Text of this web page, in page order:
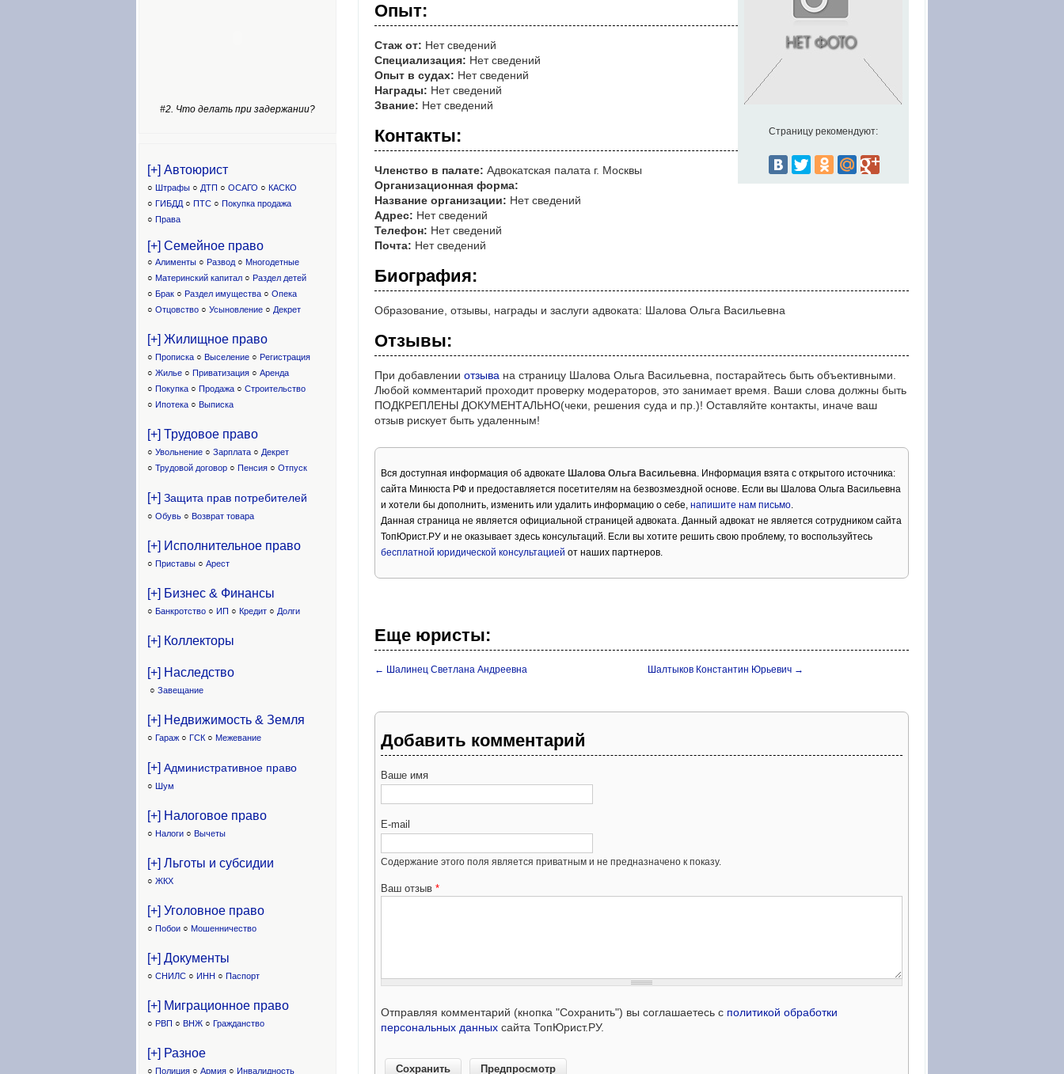
Страницу рекомендуют:
Опыт:
Стаж от: Нет сведений
Специализация: Нет сведений
Опыт в судах: Нет сведений
Награды: Нет сведений
Звание: Нет сведений
Контакты:
Членство в палате: Адвокатская палата г. Москвы
Организационная форма:
Название организации: Нет сведений
Адрес: Нет сведений
Телефон: Нет сведений
Почта: Нет сведений
Биография:
Образование, отзывы, награды и заслуги адвоката: Шалова Ольга Васильевна
Отзывы:
При добавлении отзыва на страницу Шалова Ольга Васильевна, постарайтесь быть объективными.
Любой комментарий проходит проверку модераторов, это занимает время. Ваши слова должны быть
ПОДКРЕПЛЕНЫ ДОКУМЕНТАЛЬНО(чеки, решения суда и пр.)! Оставляйте контакты, иначе ваш
отзыв рискует быть удаленным!
Вся доступная информация об адвокате Шалова Ольга Васильевна. Информация взята с открытого источника:
сайта Минюста РФ и предоставляется посетителям на безвозмездной основе. Если вы Шалова Ольга Васильевна
и хотели бы дополнить, изменить или удалить информацию о себе, напишите нам письмо.
Данная страница не является официальной страницей адвоката. Данный адвокат не является сотрудником сайта
ТопЮрист.РУ и не оказывает здесь консультаций. Если вы хотите решить свою проблему, то воспользуйтесь
бесплатной юридической консультацией от наших партнеров.
Еще юристы:
← Шалинец Светлана Андреевна Шалтыков Константин Юрьевич →
Добавить комментарий
Ваше имя
E-mail
Содержание этого поля является приватным и не предназначено к показу.
Ваш отзыв *
Отправляя комментарий (кнопка "Сохранить") вы соглашаетесь с политикой обработки
персональных данных сайта ТопЮрист.РУ.
#2. Что делать при задержании?
[+] Автоюрист
○ Штрафы ○ ДТП ○ ОСАГО ○ КАСКО
○ ГИБДД ○ ПТС ○ Покупка продажа
○ Права
[+] Семейное право
○ Алименты ○ Развод ○ Многодетные
○ Материнский капитал ○ Раздел детей
○ Брак ○ Раздел имущества ○ Опека
○ Отцовство ○ Усыновление ○ Декрет
[+] Жилищное право
○ Прописка ○ Выселение ○ Регистрация
○ Жилье ○ Приватизация ○ Аренда
○ Покупка ○ Продажа ○ Строительство
○ Ипотека ○ Выписка
[+] Трудовое право
○ Увольнение ○ Зарплата ○ Декрет
○ Трудовой договор ○ Пенсия ○ Отпуск
[+] Защита прав потребителей
○ Обувь ○ Возврат товара
[+] Исполнительное право
○ Приставы ○ Арест
[+] Бизнес & Финансы
○ Банкротство ○ ИП ○ Кредит ○ Долги
[+] Коллекторы
[+] Наследство
○ Завещание
[+] Недвижимость & Земля
○ Гараж ○ ГСК ○ Межевание
[+] Административное право
○ Шум
[+] Налоговое право
○ Налоги ○ Вычеты
[+] Льготы и субсидии
○ ЖКХ
[+] Уголовное право
○ Побои ○ Мошенничество
[+] Документы
○ СНИЛС ○ ИНН ○ Паспорт
[+] Миграционное право
○ РВП ○ ВНЖ ○ Гражданство
[+] Разное
○ Полиция ○ Армия ○ Инвалидность